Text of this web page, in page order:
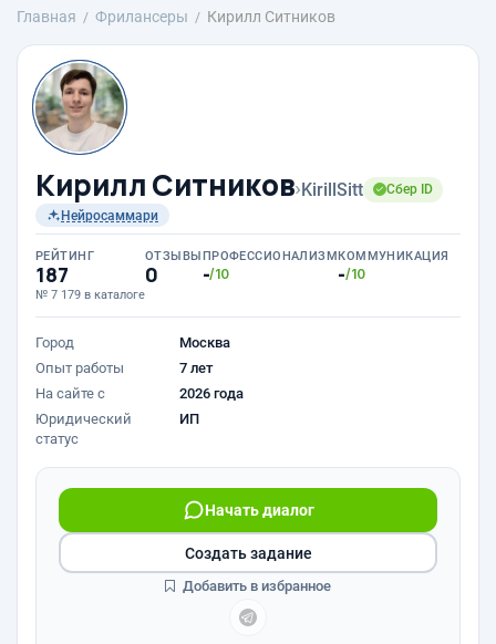
Главная Фрилансеры Кирилл Ситников
Кирилл Ситников›KirillSitt
Сбер ID
Нейросаммари
РЕЙТИНГ
187
№ 7 179 в каталоге
ОТЗЫВЫ
0
ПРОФЕССИОНАЛИЗМ
-/10
КОММУНИКАЦИЯ
-/10
Город
Москва
Опыт работы
7 лет
На сайте с
2026 года
Юридический
статус
ИП
Начать диалог
Создать задание
Добавить в избранное